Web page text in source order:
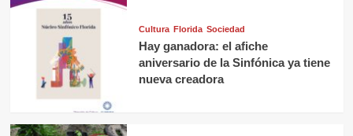
Cultura Florida Sociedad
Hay ganadora: el afiche
aniversario de la Sinfónica ya tiene
nueva creadora